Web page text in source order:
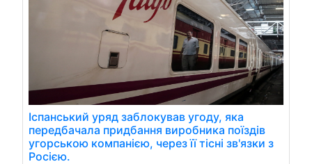
Іспанський уряд заблокував угоду, яка
передбачала придбання виробника поїздів
угорською компанією, через її тісні зв'язки з
Росією.